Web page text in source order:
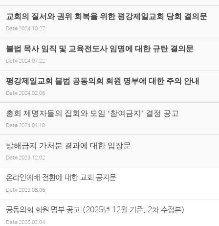
교회의 질서와 권위 회복을 위한 평강제일교회 당회 결의문
Date 2024.10.27
불법 목사 임직 및 교육전도사 임명에 대한 규탄 결의문
Date 2024.07.22
평강제일교회 불법 공동의회 회원 명부에 대한 주의 안내
Date 2024.02.06
총회 제명자들의 집회와 모임 ‘참여금지’ 결정 공고
Date 2024.01.10
방해금지 가처분 결과에 대한 입장문
Date 2023.12.02
온라인예배 전환에 대한 교회 공지문
Date2023.08.06
공동의회 회원 명부 공고 (2025년 12월 기준, 2차 수정본)
Date2026.02.04